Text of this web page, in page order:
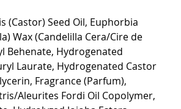
(Castor) Seed Oil, Euphorbia
Wax (Candelilla Cera/Cire de
Behenate, Hydrogenated
Laurate, Hydrogenated Castor
Fragrance (Parfum),
Aleurites Fordi Oil Copolymer,